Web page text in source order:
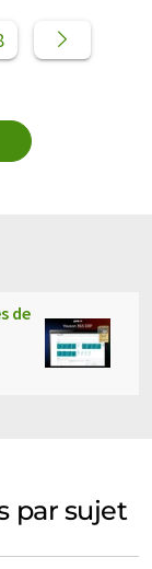
de
par sujet